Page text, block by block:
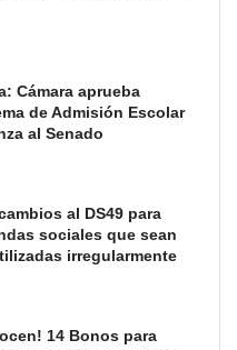
Cámara aprueba
de Admisión Escolar
al Senado
al DS49 para
sociales que sean
irregularmente
14 Bonos para